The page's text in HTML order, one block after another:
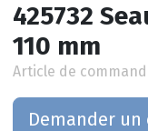
425732
110 mm
Article de
Demander un